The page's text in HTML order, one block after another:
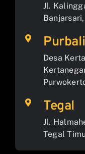
Jl.
Desa
Tegal
Jl.
Tegal